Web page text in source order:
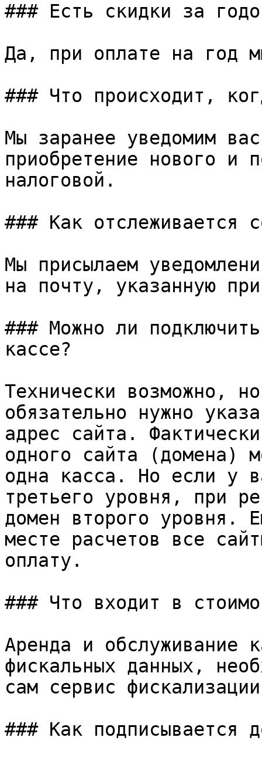
### Есть скидки за
Да, при оплате на год
### Что происходит,
Мы заранее уведомим
приобретение нового и
налоговой.
### Как отслеживается
Мы присылаем
на почту, указанную
### Можно ли
кассе?
Технически возможно,
обязательно нужно
адрес сайта.
одного сайта (домена)
одна касса. Но если у
третьего уровня, при
домен второго уровня.
месте расчетов все
оплату.
### Что входит в
Аренда и обслуживание
фискальных данных,
сам сервис
### Как подписывается